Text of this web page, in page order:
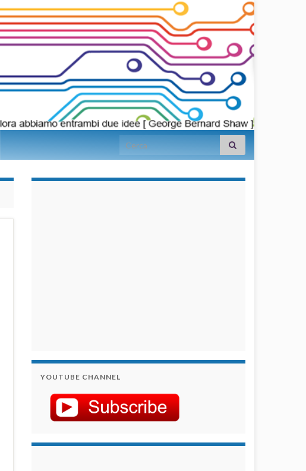
Search for:
YOUTUBE CHANNEL